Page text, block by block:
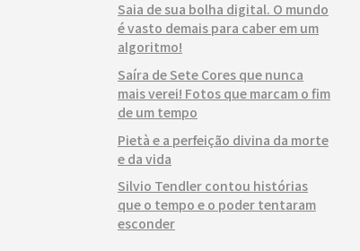
Saia de sua bolha digital. O mundo
é vasto demais para caber em um
algoritmo!
Saíra de Sete Cores que nunca
mais verei! Fotos que marcam o fim
de um tempo
Pietà e a perfeição divina da morte
e da vida
Silvio Tendler contou histórias
que o tempo e o poder tentaram
esconder